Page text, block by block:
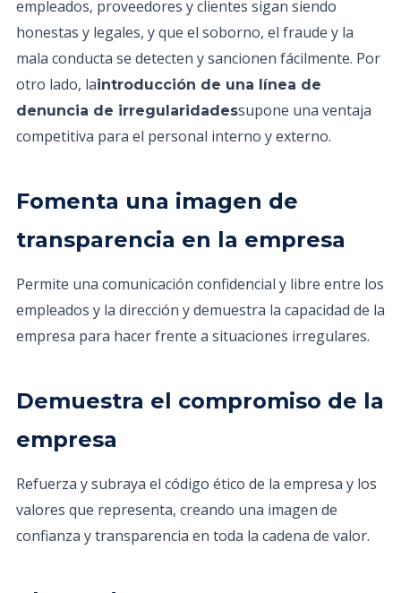
empleados, proveedores y clientes sigan siendo
honestas y legales, y que el soborno, el fraude y la
mala conducta se detecten y sancionen fácilmente. Por
otro lado, laintroducción de una línea de
denuncia de irregularidadessupone una ventaja
competitiva para el personal interno y externo.
Fomenta una imagen de
transparencia en la empresa
Permite una comunicación confidencial y libre entre los
empleados y la dirección y demuestra la capacidad de la
empresa para hacer frente a situaciones irregulares.
Demuestra el compromiso de la
empresa
Refuerza y subraya el código ético de la empresa y los
valores que representa, creando una imagen de
confianza y transparencia en toda la cadena de valor.